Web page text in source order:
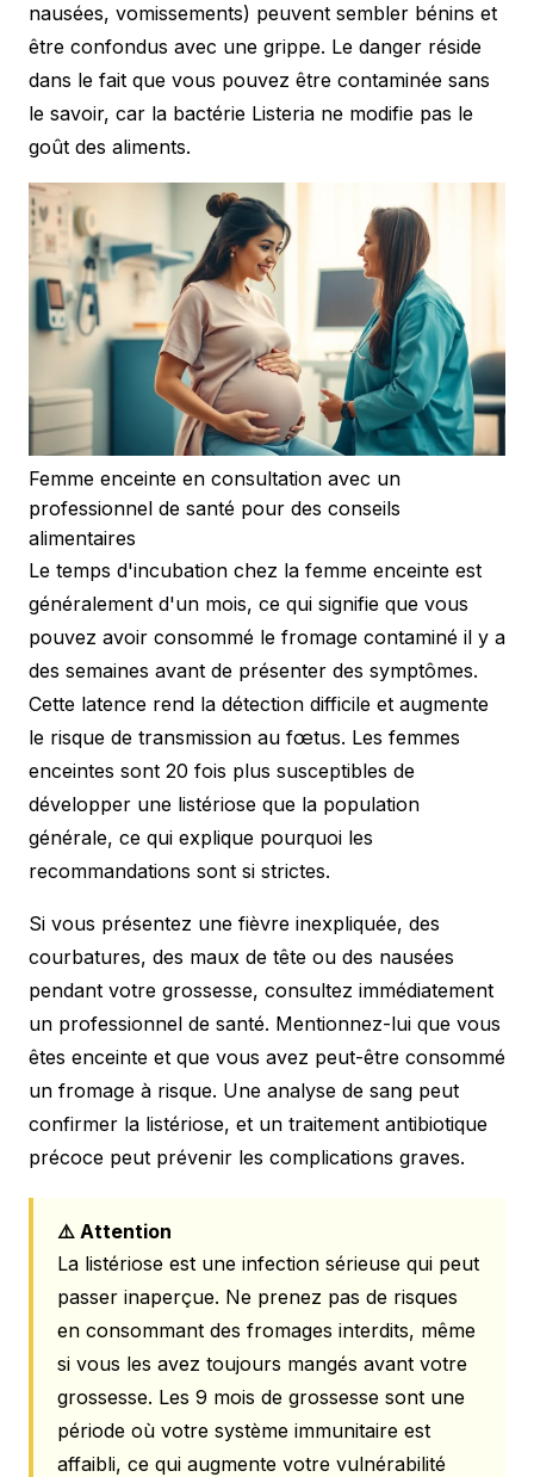
nausées, vomissements) peuvent sembler bénins et
être confondus avec une grippe. Le danger réside
dans le fait que vous pouvez être contaminée sans
le savoir, car la bactérie Listeria ne modifie pas le
goût des aliments.
Femme enceinte en consultation avec un
professionnel de santé pour des conseils
alimentaires
Le temps d'incubation chez la femme enceinte est
généralement d'un mois, ce qui signifie que vous
pouvez avoir consommé le fromage contaminé il y a
des semaines avant de présenter des symptômes.
Cette latence rend la détection difficile et augmente
le risque de transmission au fœtus. Les femmes
enceintes sont 20 fois plus susceptibles de
développer une listériose que la population
générale, ce qui explique pourquoi les
recommandations sont si strictes.
Si vous présentez une fièvre inexpliquée, des
courbatures, des maux de tête ou des nausées
pendant votre grossesse, consultez immédiatement
un professionnel de santé. Mentionnez-lui que vous
êtes enceinte et que vous avez peut-être consommé
un fromage à risque. Une analyse de sang peut
confirmer la listériose, et un traitement antibiotique
précoce peut prévenir les complications graves.
⚠️ Attention
La listériose est une infection sérieuse qui peut
passer inaperçue. Ne prenez pas de risques
en consommant des fromages interdits, même
si vous les avez toujours mangés avant votre
grossesse. Les 9 mois de grossesse sont une
période où votre système immunitaire est
affaibli, ce qui augmente votre vulnérabilité